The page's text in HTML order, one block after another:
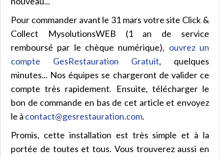
Pour commander avant le 31 mars votre site Click &
Collect MysolutionsWEB (1 an de service
remboursé par le chèque numérique), ouvrez un
compte GesRestauration Gratuit, quelques
minutes... Nos équipes se chargeront de valider ce
compte très rapidement. Ensuite, télécharger le
bon de commande en bas de cet article et envoyez
le à contact@gesrestauration.com.
Promis, cette installation est très simple et à la
portée de toutes et tous. Vous trouverez aussi en